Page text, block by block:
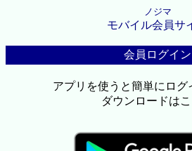
ノジマ
モバイル会員サ
会員ログイン
アプリを使うと簡単にログ
ダウンロードは